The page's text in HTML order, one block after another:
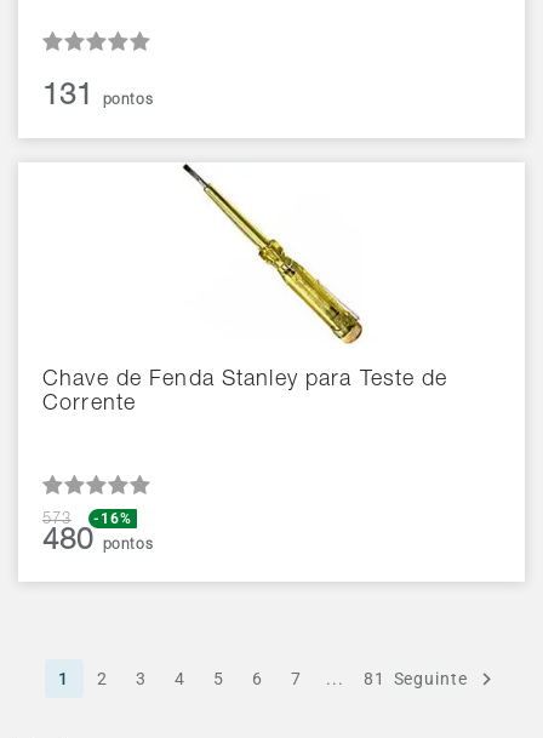
131 pontos
Chave de Fenda Stanley para Teste de
Corrente
573 -16%
480 pontos
1 2 3 4 5 6 7 ... 81 Seguinte